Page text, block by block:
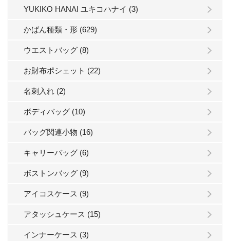
YUKIKO HANAI ユキコハナイ (3)
かばん種類・形 (629)
ウエストバッグ (8)
お財布ポシェット (22)
名刺入れ (2)
ボディバッグ (10)
バッグ関連小物 (16)
キャリーバッグ (6)
ボストンバッグ (9)
アイコスケース (9)
アタッシュケース (15)
インナーケース (3)